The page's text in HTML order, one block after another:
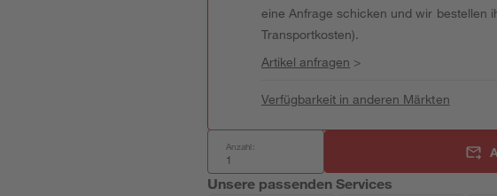
eine Anfrage schicken und wir bestellen
Transportkosten).
Artikel anfragen >
Verfügbarkeit in anderen Märkten
Anzahl:
Unsere passenden Services